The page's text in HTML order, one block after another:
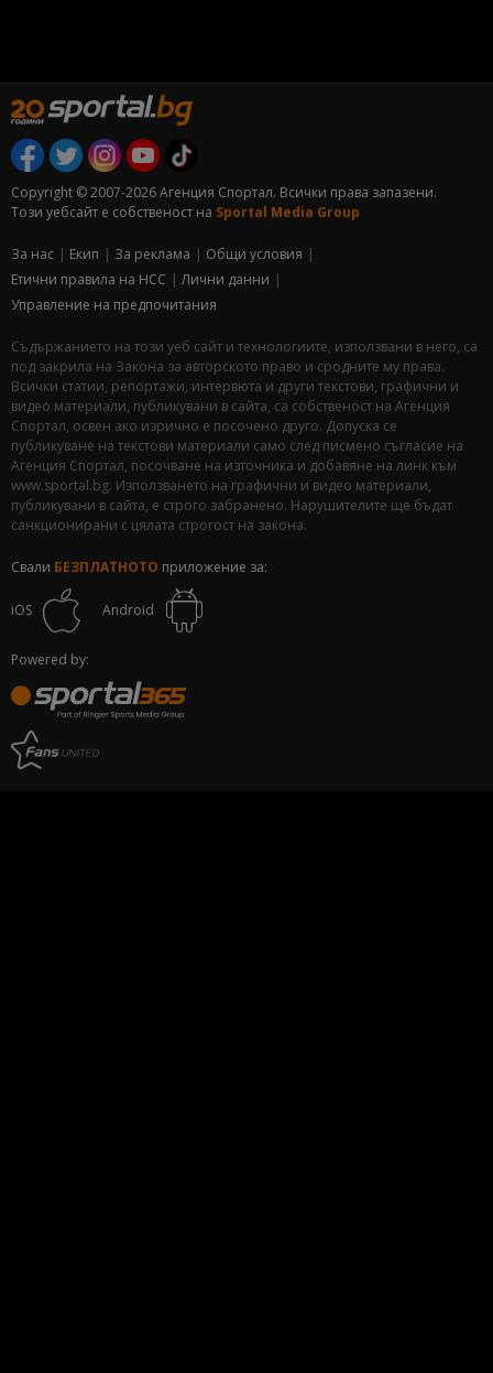
Copyright © 2007-2026 Агенция Спортал. Всички права запазени.
Този уебсайт е собственост на Sportal Media Group
За нас Екип За рекламa
Общи условия
Етични правила на НСС
Лични данни
Управление на предпочитания
Съдържанието на този уеб сайт и технологиите, използвани в него, са
под закрила на Закона за авторското право и сродните му права.
Всички статии, репортажи, интервюта и други текстови, графични и
видео материали, публикувани в сайта, са собственост на Агенция
Спортал, освен ако изрично е посочено друго. Допуска се
публикуване на текстови материали само след писмено съгласие на
Агенция Спортал, посочване на източника и добавяне на линк към
www.sportal.bg. Използването на графични и видео материали,
публикувани в сайта, е строго забранено. Нарушителите ще бъдат
санкционирани с цялата строгост на закона.
Свали БЕЗПЛАТНОТО приложение за:
iOS Android
Powered by: